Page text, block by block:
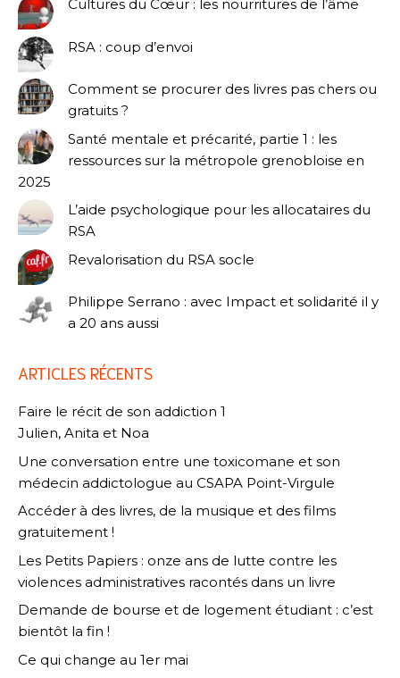
Cultures du Cœur : les nourritures de l’âme
RSA : coup d’envoi
Comment se procurer des livres pas chers ou
gratuits ?
Santé mentale et précarité, partie 1 : les
ressources sur la métropole grenobloise en
2025
L’aide psychologique pour les allocataires du
RSA
Revalorisation du RSA socle
Philippe Serrano : avec Impact et solidarité il y
a 20 ans aussi
ARTICLES RÉCENTS
Faire le récit de son addiction 1
Julien, Anita et Noa
Une conversation entre une toxicomane et son
médecin addictologue au CSAPA Point-Virgule
Accéder à des livres, de la musique et des films
gratuitement !
Les Petits Papiers : onze ans de lutte contre les
violences administratives racontés dans un livre
Demande de bourse et de logement étudiant : c’est
bientôt la fin !
Ce qui change au 1er mai